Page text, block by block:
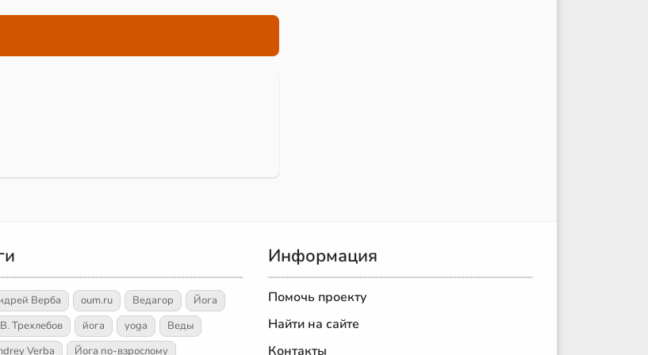
Верба oum.ru Ведагор
Йога
Трехлебов
йога yoga
Веды
Verba
Йога по-взрослому
Информация
Помочь проекту
Найти на сайте
Контакты